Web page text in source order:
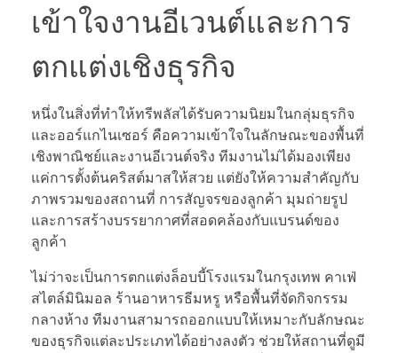
เข้าใจงานอีเวนต์และการ
ตกแต่งเชิงธุรกิจ
หนึ่งในสิ่งที่ทำให้ทรีพลัสได้รับความนิยมในกลุ่มธุรกิจ
และออร์แกไนเซอร์ คือความเข้าใจในลักษณะของพื้นที่
เชิงพาณิชย์และงานอีเวนต์จริง ทีมงานไม่ได้มองเพียง
แค่การตั้งต้นคริสต์มาสให้สวย แต่ยังให้ความสำคัญกับ
ภาพรวมของสถานที่ การสัญจรของลูกค้า มุมถ่ายรูป
และการสร้างบรรยากาศที่สอดคล้องกับแบรนด์ของ
ลูกค้า
ไม่ว่าจะเป็นการตกแต่งล็อบบี้โรงแรมในกรุงเทพ คาเฟ่
สไตล์มินิมอล ร้านอาหารธีมหรู หรือพื้นที่จัดกิจกรรม
กลางห้าง ทีมงานสามารถออกแบบให้เหมาะกับลักษณะ
ของธุรกิจแต่ละประเภทได้อย่างลงตัว ช่วยให้สถานที่ดูมี